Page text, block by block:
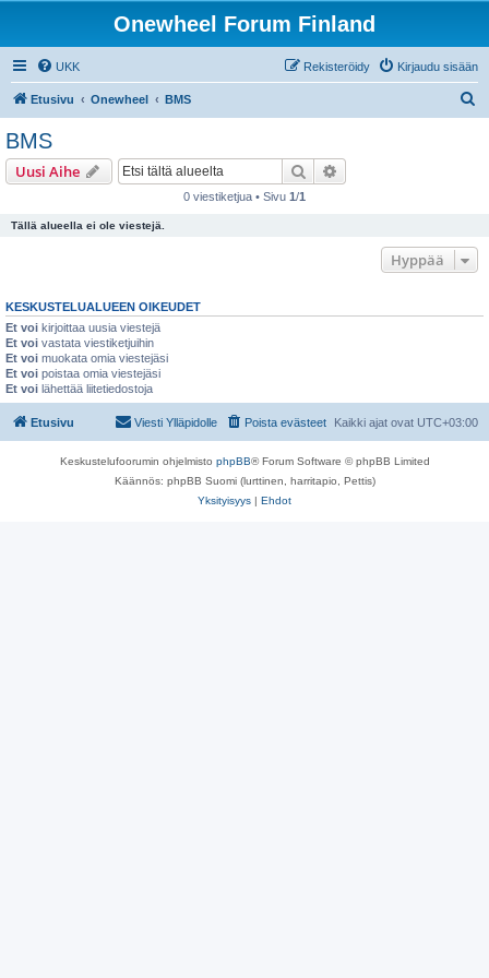
Onewheel Forum Finland
UKK Kirjaudu sisään
Rekisteröidy
Etusivu Onewheel BMS
BMS
Uusi Aihe Etsi
0 viestiketjua • Sivu 1/1
Tällä alueella ei ole viestejä.
Hyppää
KESKUSTELUALUEEN OIKEUDET
Et voi kirjoittaa uusia viestejä
Et voi vastata viestiketjuihin
Et voi muokata omia viestejäsi
Et voi poistaa omia viestejäsi
Et voi lähettää liitetiedostoja
Etusivu Kaikki ajat ovat UTC+03:00
Poista evästeet
Viesti Ylläpidolle
Keskustelufoorumin ohjelmisto phpBB® Forum Software © phpBB Limited
Käännös: phpBB Suomi (lurttinen, harritapio, Pettis)
Yksityisyys | Ehdot